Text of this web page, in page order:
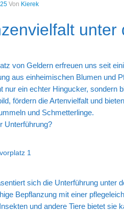
Von Kierek
unter
von Geldern erfreuen uns seit
aus einheimischen Blumen und
nur ein echter Hingucker, sondern
fördern die Artenvielfalt und
und Schmetterlinge.
Unterführung?
1
sich die Unterführung unter
Bepflanzung mit einer
und andere Tiere bietet sie